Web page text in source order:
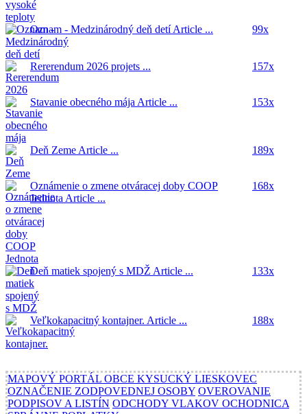
Oznam - Medzinárodný deň detíArticle ... 99x
Rererendum 2026 projets ... 157x
Stavanie obecného mája Article ... 153x
Deň Zeme Article ... 189x
Oznámenie o zmene otváracej doby COOP
Jednota Article ...
168x
Deň matiek spojený s MDŽ Article ... 133x
Veľkokapacitný kontajner. Article ... 188x
MAPOVÝ PORTÁL OBCE KYSUCKÝ LIESKOVEC
OZNAČENIE ZODPOVEDNEJ OSOBY OVEROVANIE
PODPISOV A LISTÍN ODCHODY VLAKOV OCHODNICA